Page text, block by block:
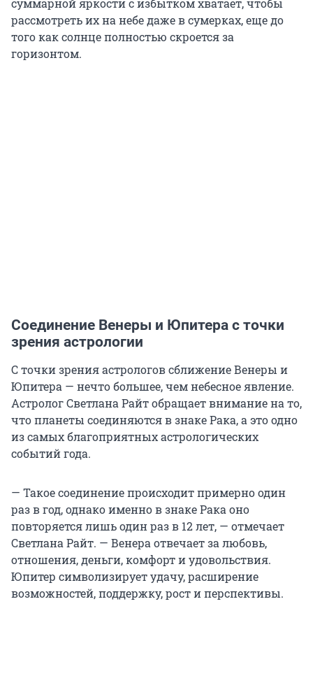
суммарной яркости с избытком хватает, чтобы
рассмотреть их на небе даже в сумерках, еще до
того как солнце полностью скроется за
горизонтом.
Соединение Венеры и Юпитера с точки
зрения астрологии
С точки зрения астрологов сближение Венеры и
Юпитера — нечто большее, чем небесное явление.
Астролог Светлана Райт обращает внимание на то,
что планеты соединяются в знаке Рака, а это одно
из самых благоприятных астрологических
событий года.
— Такое соединение происходит примерно один
раз в год, однако именно в знаке Рака оно
повторяется лишь один раз в 12 лет, — отмечает
Светлана Райт. — Венера отвечает за любовь,
отношения, деньги, комфорт и удовольствия.
Юпитер символизирует удачу, расширение
возможностей, поддержку, рост и перспективы.